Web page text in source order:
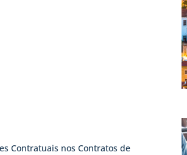
Contratuais nos Contratos de